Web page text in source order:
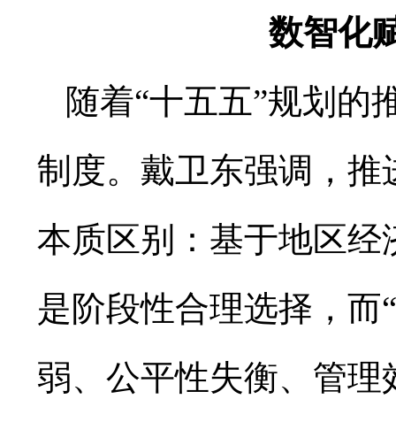
数智化
随着“十五五”规划的
制度。戴卫东强调，推
本质区别：基于地区
是阶段性合理选择，而
弱、公平性失衡、管